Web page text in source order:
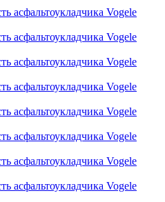
асфальтоукладчика Vogele
асфальтоукладчика Vogele
асфальтоукладчика Vogele
асфальтоукладчика Vogele
асфальтоукладчика Vogele
асфальтоукладчика Vogele
асфальтоукладчика Vogele
асфальтоукладчика Vogele